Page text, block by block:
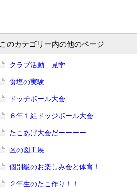
このカテゴリー内の他のページ
クラブ活動 見学
食塩の実験
ドッチボール大会
６年１組ドッジボール大会
たこあげ大会だーーーー
区の図工展
個別級のお楽しみ会と体育！
２年生のたこ作り！！